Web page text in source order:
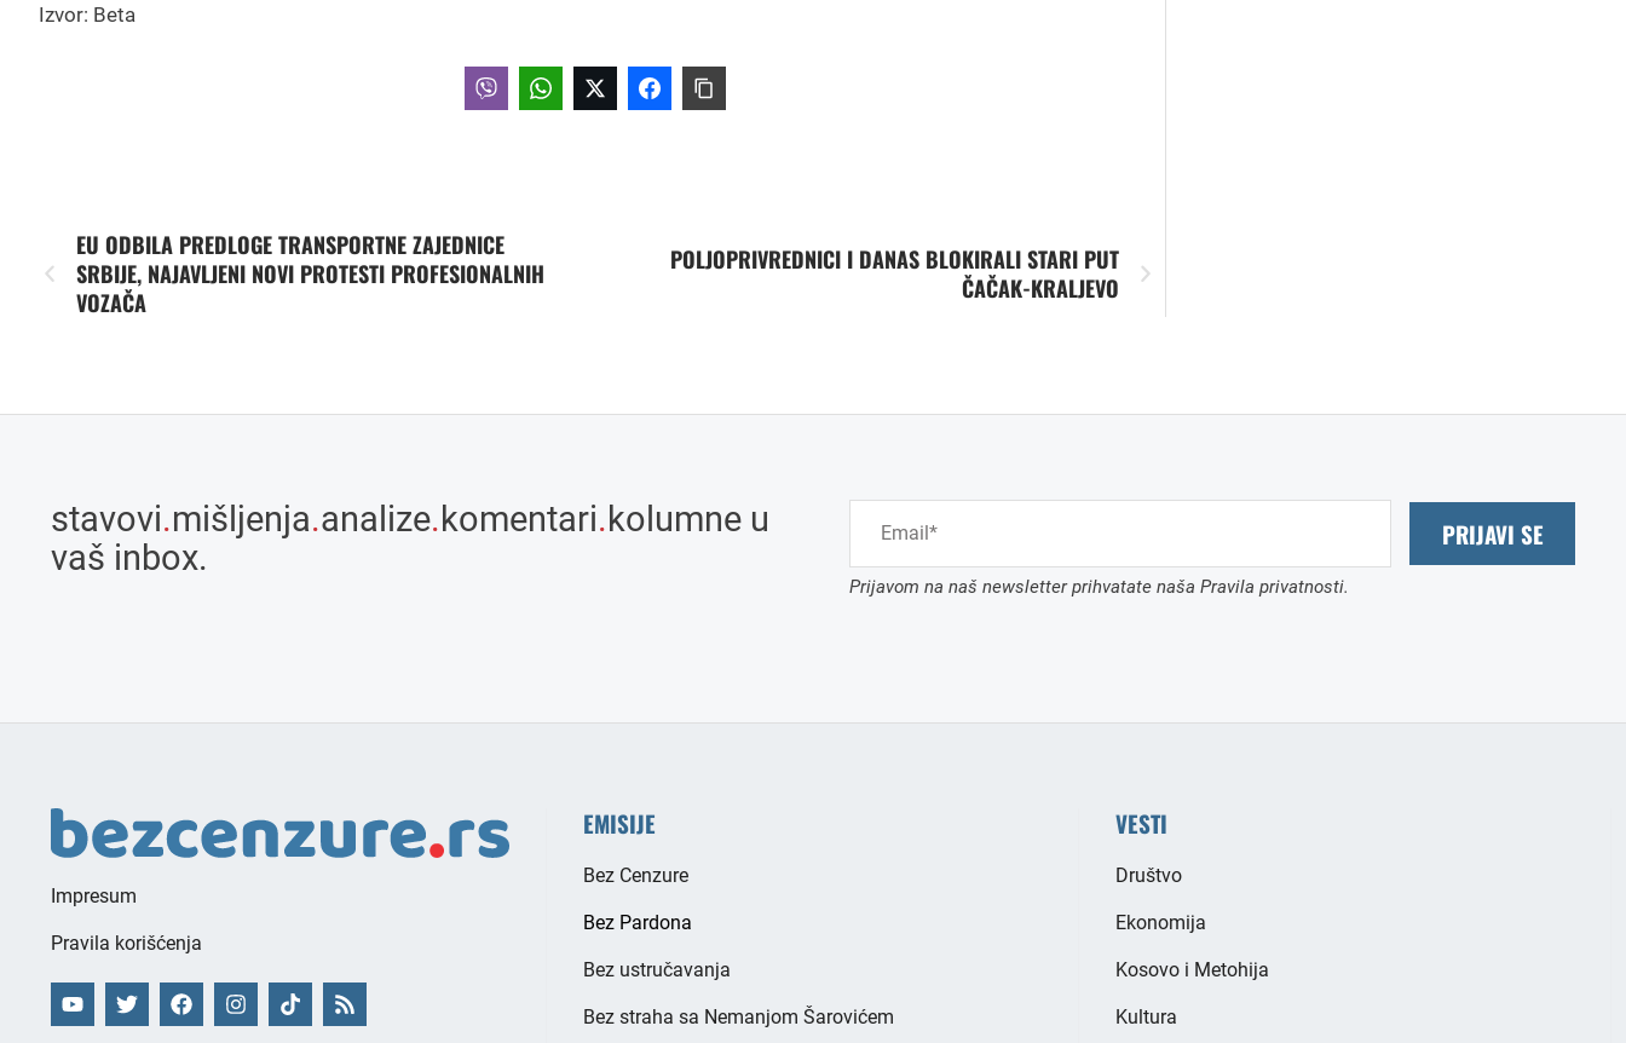
Izvor: Beta
EU ODBILA PREDLOGE TRANSPORTNE ZAJEDNICE
SRBIJE, NAJAVLJENI NOVI PROTESTI PROFESIONALNIH
VOZAČA
POLJOPRIVREDNICI I DANAS BLOKIRALI STARI PUT
ČAČAK-KRALJEVO
stavovi.mišljenja.analize.komentari.kolumne u
vaš inbox.
PRIJAVI SE
Prijavom na naš newsletter prihvatate naša Pravila privatnosti.
Impresum
Pravila korišćenja
EMISIJE
Bez Cenzure
Bez Pardona
Bez ustručavanja
Bez straha sa Nemanjom Šarovićem
VESTI
Društvo
Ekonomija
Kosovo i Metohija
Kultura